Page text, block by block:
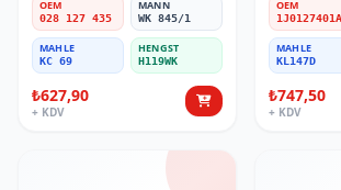
OEM
028 127 435
MANN
WK 845/1
MAHLE
KC 69
HENGST
H119WK
₺627,90
+ KDV
OEM
MAHLE
KL147D
₺747,50
+ KDV